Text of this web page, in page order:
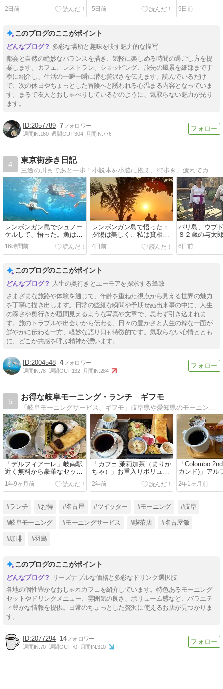
池袋- / Art&Architecture＃
603
2日前
BOTTLE COFFEE /
Art&Architecture＃602
5日前
ラマ /
601
9日前
このブログのここがポイント
多彩な場所と趣味を映す魅力的な描写
都会と自然の絶妙なバランスを描き、気軽に楽しめる時間の過ごし方を提
案します。カフェ、レストラン、ショッピング、旅先の風景を細部まで丁
寧に紹介し、生活の一瞬一瞬に潜む贅沢さを伝えます。読んでいるだけ
で、次の休日やちょっとした冒険へと誘われる心温まる内容となっていま
す。まるで友人とおしゃべりしているかのように、気取らない魅力が光り
ます。
2057789 7
週間IN:160 週間OUT:304 月間IN:776
4
東京街歩き日記
レンボンガン島でシュノー
ケルして、悟った。魚は美
しい、私はポンコツだ。
16時間前
レンボンガン島で悟った：
夕陽は美しく、私は貧相だ
った。
4日前
バリ島、ウブ
８２歳の与太
恵比べ（負け
6日前
このブログのここがポイント
人生の奥行きとユーモアを探求する筆致
さまざまな旅路や体験を通じて、年齢を重ねた視点から見える世界の魅力
を丁寧に描き出します。日常の些細な瞬間や予期せぬ出来事の中に、人生
の深さや奥行きが垣間見えるような写真や文章で、思わず引き込まれま
す。旅のトラブルや出会いから伝わる、日々の豊かさと人生の粋な一面が
鮮やかに伝わる一方、軽妙な語り口も特徴的です。気取らない心情ととも
に、どこか共感を呼ぶ精神が漂います。
2004548 4
週間IN:78 週間OUT:132 月間IN:284
5
お得な岐阜モーニング・ランチ ギフモ
「デルフィアーレ」岐南駅
近く無料から豪華なセット
まで選べるモーニング
1年9ヶ月前
「カフェ 茉莉加茶（まりか
ちゃ）」お重入りボリュー
ム満点モーニング
2年前
「Colombo
カンド)」アル
くでモーニング
2年1ヶ月前
#ランチ #お得 #名古屋 #ツイッター #モーニング #岐阜
#岐阜モーニング #モーニングサービス #喫茶店 #名古屋飯
#珈琲 #羽島
このブログのここがポイント
リーズナブルな価格と多彩なドリンク選択肢
各地の個性豊かなおしゃれカフェを紹介しています。特色あるモーニング
セットやドリンクメニュー、雰囲気の良さ、ボリューム感など、バラエテ
ィ豊かな情報を提供。日常のちょっとした贅沢に使えるお店が見つかりま
す。
2077294 14
週間IN:70 週間OUT:70 月間IN:310